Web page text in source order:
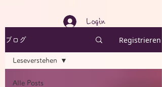
Login
ブログ Registrieren
Alle Posts
Leseverstehen